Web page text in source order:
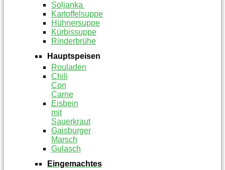
Soljanka
Kartoffelsuppe
Hühnersuppe
Kürbissuppe
Rinderbrühe
Hauptspeisen
Rouladen
Chili
Con
Carne
Eisbein
mit
Sauerkraut
Gaisburger
Marsch
Gulasch
Eingemachtes